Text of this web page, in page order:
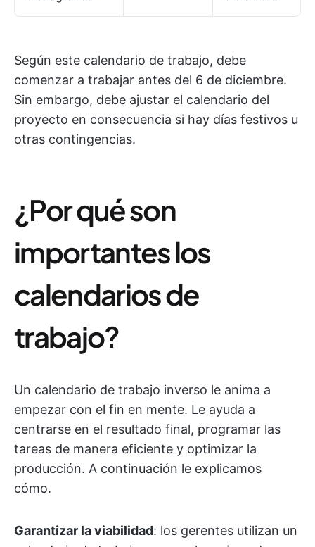
Según este calendario de trabajo, debe
comenzar a trabajar antes del 6 de diciembre.
Sin embargo, debe ajustar el calendario del
proyecto en consecuencia si hay días festivos u
otras contingencias.
¿Por qué son
importantes los
calendarios de
trabajo?
Un calendario de trabajo inverso le anima a
empezar con el fin en mente. Le ayuda a
centrarse en el resultado final, programar las
tareas de manera eficiente y optimizar la
producción. A continuación le explicamos
cómo.
Garantizar la viabilidad: los gerentes utilizan un